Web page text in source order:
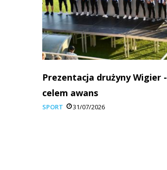
Prezentacja drużyny Wigier -
celem awans
SPORT 31/07/2026